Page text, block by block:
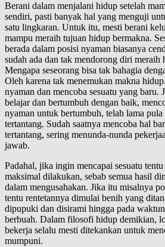
Berani dalam menjalani hidup setelah
sendiri, pasti banyak hal yang menguji
satu lingkaran. Untuk itu, mesti berani
mampu meraih tujuan hidup bermakna.
berada dalam posisi nyaman biasanya
sudah ada dan tak mendorong diri
Mengapa seseorang bisa tak bahagia
Oleh karena tak menemukan makna
nyaman dan mencoba sesuatu yang baru.
belajar dan bertumbuh dengan baik,
nyaman untuk bertumbuh, telah lama pula
tertantang. Sudah saatnya mencoba hal
tertantang, sering menunda-nunda
jawab.
Padahal, jika ingin mencapai sesuatu
maksimal dilakukan, sebab semua hasil
dalam mengusahakan. Jika itu misalnya
tentu rentetannya dimulai benih yang
dipupuki dan disirami hingga pada
berbuah. Dalam filosofi hidup demikian,
bekerja selalu mesti ditekankan untuk
mumpuni.